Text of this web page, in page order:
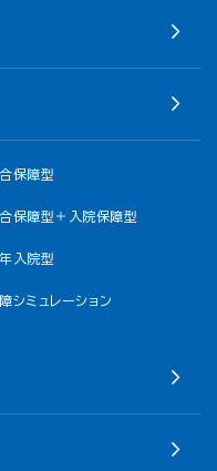
保障型
保障型＋入院保障型
入院型
シミュレーション